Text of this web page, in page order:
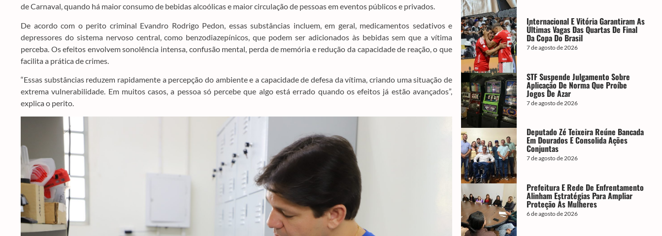
de Carnaval, quando há maior consumo de bebidas alcoólicas e maior circulação de pessoas em eventos públicos e privados.
De acordo com o perito criminal Evandro Rodrigo Pedon, essas substâncias incluem, em geral, medicamentos sedativos e
depressores do sistema nervoso central, como benzodiazepínicos, que podem ser adicionados às bebidas sem que a vítima
perceba. Os efeitos envolvem sonolência intensa, confusão mental, perda de memória e redução da capacidade de reação, o que
facilita a prática de crimes.
“Essas substâncias reduzem rapidamente a percepção do ambiente e a capacidade de defesa da vítima, criando uma situação de
extrema vulnerabilidade. Em muitos casos, a pessoa só percebe que algo está errado quando os efeitos já estão avançados”,
explica o perito.
Internacional E Vitória Garantiram As
Últimas Vagas Das Quartas De Final
Da Copa Do Brasil
7 de agosto de 2026
STF Suspende Julgamento Sobre
Aplicação De Norma Que Proíbe
Jogos De Azar
7 de agosto de 2026
Deputado Zé Teixeira Reúne Bancada
Em Dourados E Consolida Ações
Conjuntas
7 de agosto de 2026
Prefeitura E Rede De Enfrentamento
Alinham Estratégias Para Ampliar
Proteção Às Mulheres
6 de agosto de 2026